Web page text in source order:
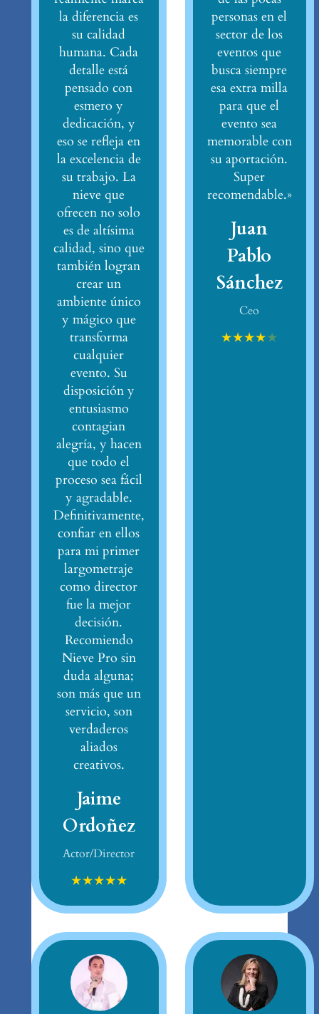
la diferencia es
su calidad
humana. Cada
detalle está
pensado con
esmero y
dedicación, y
eso se refleja en
la excelencia de
su trabajo. La
nieve que
ofrecen no solo
es de altísima
calidad, sino que
también logran
crear un
ambiente único
y mágico que
transforma
cualquier
evento. Su
disposición y
entusiasmo
contagian
alegría, y hacen
que todo el
proceso sea fácil
y agradable.
Definitivamente,
confiar en ellos
para mi primer
largometraje
como director
fue la mejor
decisión.
Recomiendo
Nieve Pro sin
duda alguna;
son más que un
servicio, son
verdaderos
aliados
creativos.
Jaime
Ordoñez
Actor/Director
★★★★★
personas en el
sector de los
eventos que
busca siempre
esa extra milla
para que el
evento sea
memorable con
su aportación.
Super
recomendable.»
Juan
Pablo
Sánchez
Ceo
★★★★★